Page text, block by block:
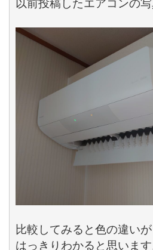
以前投稿したエアコンの写
比較してみると色の違いが
はっきりわかると思います